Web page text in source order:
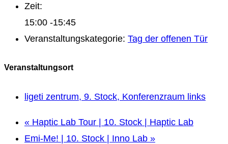
Zeit:
15:00 -15:45
Veranstaltungskategorie: Tag der offenen Tür
Veranstaltungsort
ligeti zentrum, 9. Stock, Konferenzraum links
« Haptic Lab Tour | 10. Stock | Haptic Lab
Emi-Me! | 10. Stock | Inno Lab »